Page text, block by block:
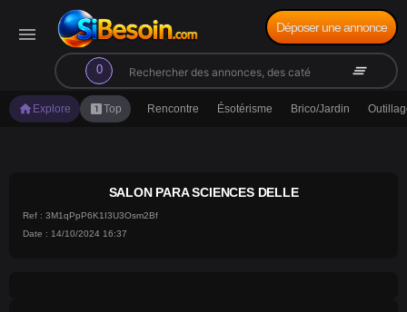
menu
0
search clear_all
Déposer une annonce
home Explore looks_oneTop Rencontre Ésotérisme Brico/Jardin
SALON PARA SCIENCES DELLE
Ref : 3M1qPpP6K1I3U3Osm2Bf
Date : 14/10/2024 16:37